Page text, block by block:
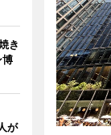
き
博
が